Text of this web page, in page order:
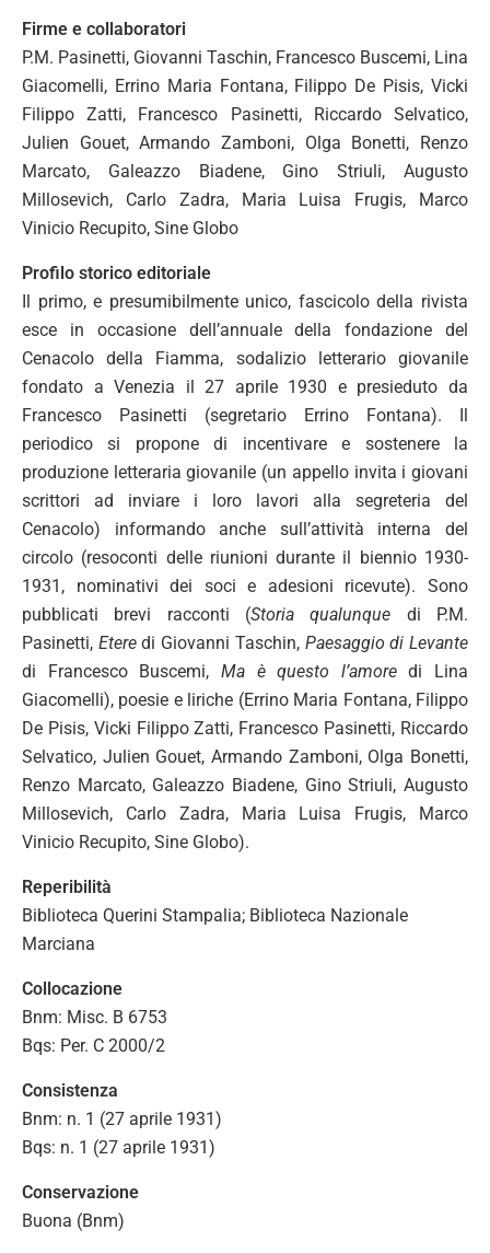
Firme e collaboratori
P.M. Pasinetti, Giovanni Taschin, Francesco Buscemi, Lina
Giacomelli, Errino Maria Fontana, Filippo De Pisis, Vicki
Filippo Zatti, Francesco Pasinetti, Riccardo Selvatico,
Julien Gouet, Armando Zamboni, Olga Bonetti, Renzo
Marcato, Galeazzo Biadene, Gino Striuli, Augusto
Millosevich, Carlo Zadra, Maria Luisa Frugis, Marco
Vinicio Recupito, Sine Globo
Profilo storico editoriale
Il primo, e presumibilmente unico, fascicolo della rivista
esce in occasione dell’annuale della fondazione del
Cenacolo della Fiamma, sodalizio letterario giovanile
fondato a Venezia il 27 aprile 1930 e presieduto da
Francesco Pasinetti (segretario Errino Fontana). Il
periodico si propone di incentivare e sostenere la
produzione letteraria giovanile (un appello invita i giovani
scrittori ad inviare i loro lavori alla segreteria del
Cenacolo) informando anche sull’attività interna del
circolo (resoconti delle riunioni durante il biennio 1930-
1931, nominativi dei soci e adesioni ricevute). Sono
pubblicati brevi racconti (Storia qualunque di P.M.
Pasinetti, Eteredi Giovanni Taschin, Paesaggio di Levante
di Francesco Buscemi, Ma è questo l’amoredi Lina
Giacomelli), poesie e liriche (Errino Maria Fontana, Filippo
De Pisis, Vicki Filippo Zatti, Francesco Pasinetti, Riccardo
Selvatico, Julien Gouet, Armando Zamboni, Olga Bonetti,
Renzo Marcato, Galeazzo Biadene, Gino Striuli, Augusto
Millosevich, Carlo Zadra, Maria Luisa Frugis, Marco
Vinicio Recupito, Sine Globo).
Reperibilità
Biblioteca Querini Stampalia; Biblioteca Nazionale
Marciana
Collocazione
Bnm: Misc. B 6753
Bqs: Per. C 2000/2
Consistenza
Bnm: n. 1 (27 aprile 1931)
Bqs: n. 1 (27 aprile 1931)
Conservazione
Buona (Bnm)